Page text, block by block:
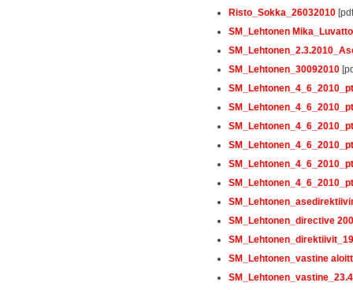
Risto_Sokka_26032010
SM_Lehtonen
SM_Lehtonen_30092010
SM_Lehtonen_directive
SM_Lehtonen_vastine